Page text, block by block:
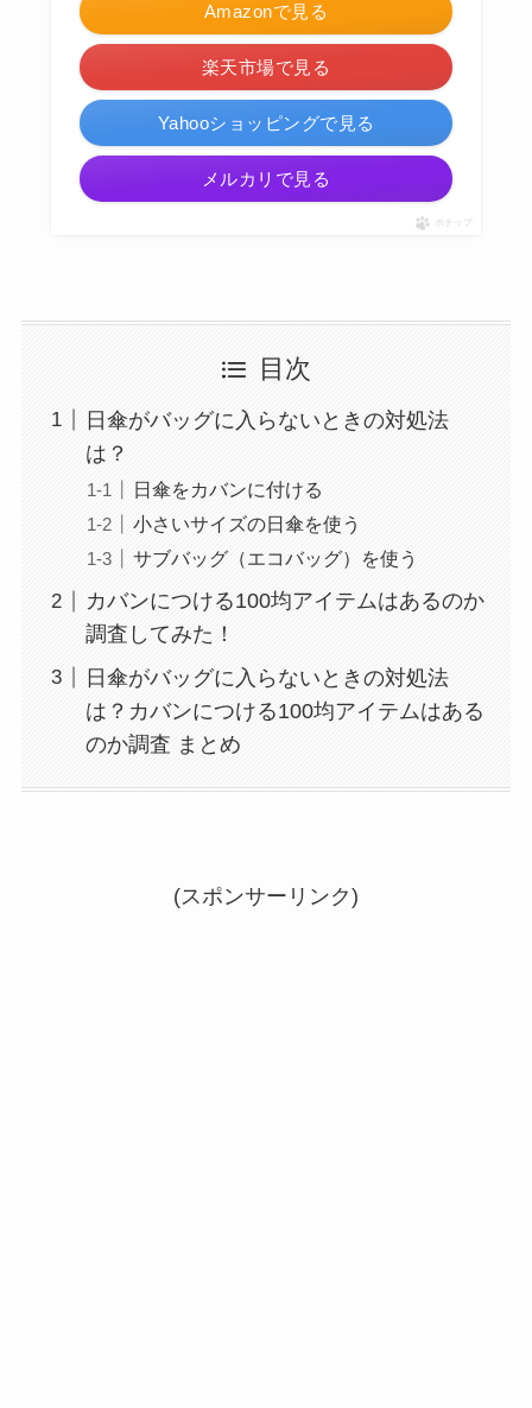
Amazonで見る
楽天市場で見る
Yahooショッピングで見る
メルカリで見る
ポチップ
目次
日傘がバッグに入らないときの対処法
は？
日傘をカバンに付ける
小さいサイズの日傘を使う
サブバッグ（エコバッグ）を使う
カバンにつける100均アイテムはあるのか
調査してみた！
日傘がバッグに入らないときの対処法
は？カバンにつける100均アイテムはある
のか調査 まとめ
(スポンサーリンク)